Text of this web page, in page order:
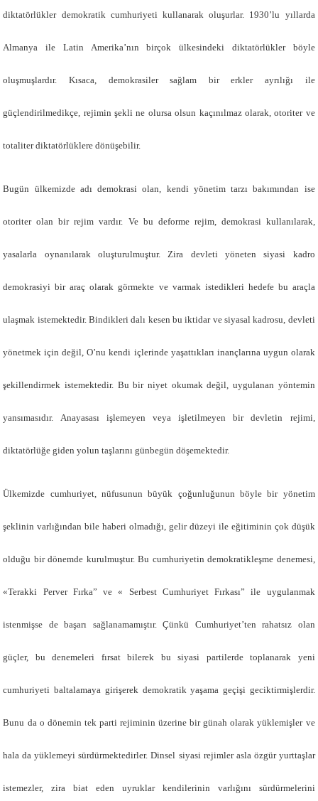
diktatörlükler demokratik cumhuriyeti kullanarak oluşurlar. 1930’lu yıllarda
Almanya ile Latin Amerika’nın birçok ülkesindeki diktatörlükler böyle
oluşmuşlardır. Kısaca, demokrasiler sağlam bir erkler ayrılığı ile
güçlendirilmedikçe, rejimin şekli ne olursa olsun kaçınılmaz olarak, otoriter ve
totaliter diktatörlüklere dönüşebilir.
Bugün ülkemizde adı demokrasi olan, kendi yönetim tarzı bakımından ise
otoriter olan bir rejim vardır. Ve bu deforme rejim, demokrasi kullanılarak,
yasalarla oynanılarak oluşturulmuştur. Zira devleti yöneten siyasi kadro
demokrasiyi bir araç olarak görmekte ve varmak istedikleri hedefe bu araçla
ulaşmak istemektedir. Bindikleri dalı kesen bu iktidar ve siyasal kadrosu, devleti
yönetmek için değil, O’nu kendi içlerinde yaşattıkları inançlarına uygun olarak
şekillendirmek istemektedir. Bu bir niyet okumak değil, uygulanan yöntemin
yansımasıdır. Anayasası işlemeyen veya işletilmeyen bir devletin rejimi,
diktatörlüğe giden yolun taşlarını günbegün döşemektedir.
Ülkemizde cumhuriyet, nüfusunun büyük çoğunluğunun böyle bir yönetim
şeklinin varlığından bile haberi olmadığı, gelir düzeyi ile eğitiminin çok düşük
olduğu bir dönemde kurulmuştur. Bu cumhuriyetin demokratikleşme denemesi,
«Terakki Perver Fırka” ve « Serbest Cumhuriyet Fırkası” ile uygulanmak
istenmişse de başarı sağlanamamıştır. Çünkü Cumhuriyet’ten rahatsız olan
güçler, bu denemeleri fırsat bilerek bu siyasi partilerde toplanarak yeni
cumhuriyeti baltalamaya girişerek demokratik yaşama geçişi geciktirmişlerdir.
Bunu da o dönemin tek parti rejiminin üzerine bir günah olarak yüklemişler ve
hala da yüklemeyi sürdürmektedirler. Dinsel siyasi rejimler asla özgür yurttaşlar
istemezler, zira biat eden uyruklar kendilerinin varlığını sürdürmelerini